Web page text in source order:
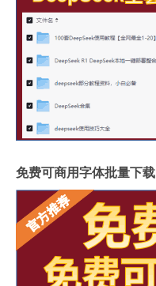
免费可商用字体批量下载